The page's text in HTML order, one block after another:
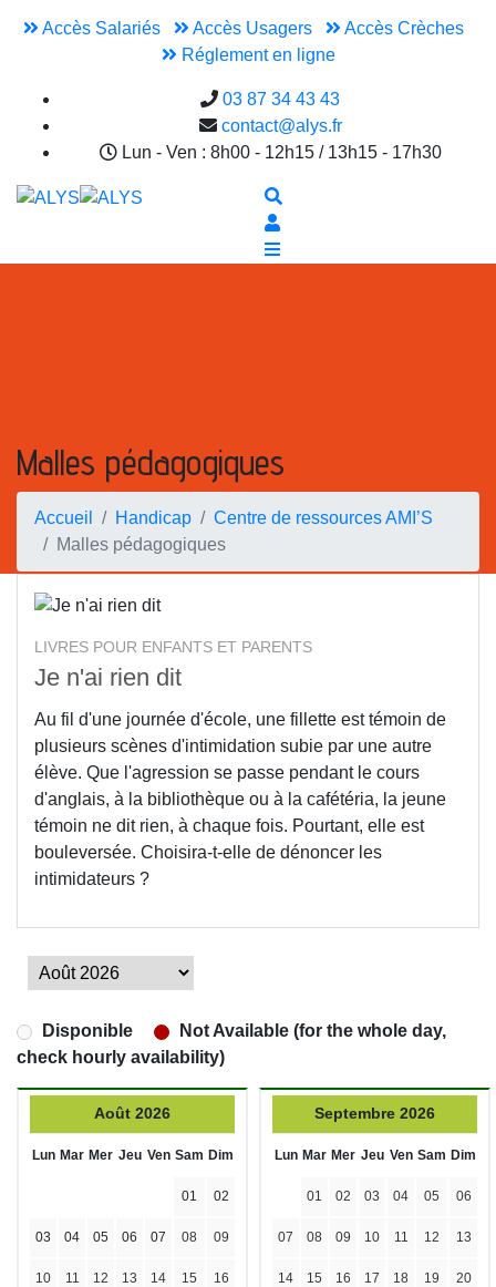
Accès Salariés Accès Usagers
Accès Crèches
Réglement en ligne
03 87 34 43 43
contact@alys.fr
Lun - Ven : 8h00 - 12h15 / 13h15 - 17h30
Malles pédagogiques
Accueil Handicap
Centre de ressources AMI’S
Malles pédagogiques
LIVRES POUR ENFANTS ET PARENTS
Je n'ai rien dit
Au fil d'une journée d'école, une fillette est témoin de
plusieurs scènes d'intimidation subie par une autre
élève. Que l'agression se passe pendant le cours
d'anglais, à la bibliothèque ou à la cafétéria, la jeune
témoin ne dit rien, à chaque fois. Pourtant, elle est
bouleversée. Choisira-t-elle de dénoncer les
intimidateurs ?
Disponible
Not Available (for the whole day,
check hourly availability)
Août 2026
Lun Mar Mer Jeu Ven Sam Dim
01 02
03 04 05 06 07 08 09
10 11 12 13 14 15 16
Septembre 2026
Lun Mar Mer Jeu Ven Sam Dim
01 02 03 04 05 06
07 08 09 10 11 12 13
14 15 16 17 18 19 20